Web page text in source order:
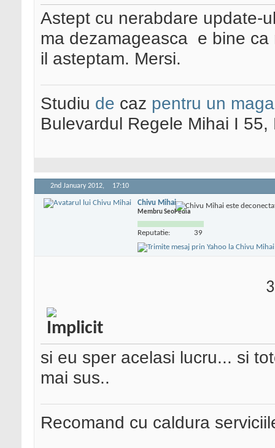
Astept cu nerabdare update-
ma dezamageasca e bine ca
il asteptam. Mersi.
Studiu de caz pentru un
Bulevardul Regele Mihai I
2nd January 2012, 17:10
Chivu Mihai
Membru SeoPedia
Reputatie: 39
si eu sper acelasi lucru... si
mai sus..
Recomand cu caldura